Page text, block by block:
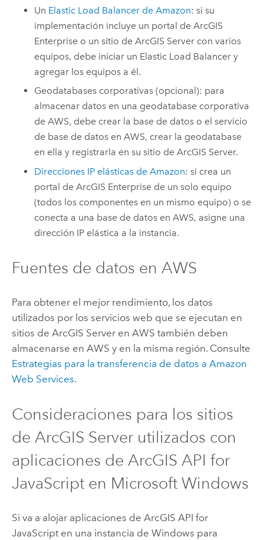
Un Elastic Load Balancer deAmazon: si su
implementación incluye un portal deArcGIS
Enterprise o un sitio deArcGIS Server con varios
equipos, debe iniciar un Elastic Load Balancer y
agregar los equipos a él.
Geodatabases corporativas (opcional): para
almacenar datos en una geodatabase corporativa
deAWS, debe crear la base de datos o el servicio
de base de datos enAWS, crear la geodatabase
en ella y registrarla en su sitio deArcGIS Server.
Direcciones IP elásticas deAmazon: si crea un
portal deArcGIS Enterprise de un solo equipo
(todos los componentes en un mismo equipo) o se
conecta a una base de datos enAWS, asigne una
dirección IP elástica a la instancia.
Fuentes de datos en AWS
Para obtener el mejor rendimiento, los datos
utilizados por los servicios web que se ejecutan en
sitios de ArcGIS Serveren AWS también deben
almacenarse en AWS y en la misma región. Consulte
Estrategias para la transferencia de datos a Amazon
Web Services.
Consideraciones para los sitios
de ArcGIS Serverutilizados con
aplicaciones de ArcGIS API for
JavaScripten Microsoft Windows
Si va a alojar aplicaciones de ArcGIS API for
JavaScripten una instancia de Windows para